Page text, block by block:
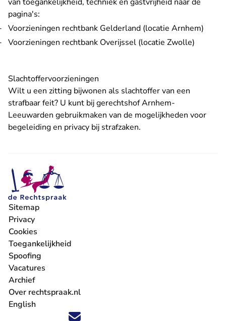
pagina's:
Voorzieningen rechtbank Gelderland (locatie Arnhem)
Voorzieningen rechtbank Overijssel (locatie Zwolle)
Slachtoffervoorzieningen
Wilt u een zitting bijwonen als slachtoffer van een
strafbaar feit? U kunt bij gerechtshof Arnhem-
Leeuwarden gebruikmaken van de mogelijkheden voor
begeleiding en privacy bij strafzaken.
Volg ons op X (Twitter) - U verlaat Rechtspraak.nl
Volg ons op Facebook - U verlaat Rechtspraak.nl
Volg ons op Instagram - U verlaat Rechtspraak.nl
Volg ons op Youtube - U verlaat Rechtspraak.nl
Volg ons op LinkedIn - U verlaat
'Blijf op de hoogte' nieuwsbrief - U verlaat
Sitemap
Privacy
Cookies
Toegankelijkheid
Spoofing
Vacatures
- U verlaat Rechtspraak.nl
Archief
Over rechtspraak.nl
English